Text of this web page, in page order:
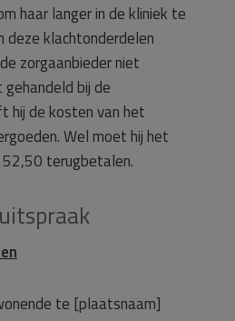
haar langer in de kliniek te
deze klachtonderdelen
zorgaanbieder niet
bij de
hij de kosten van het
Wel moet hij het
terugbetalen.
te [plaatsnaam]